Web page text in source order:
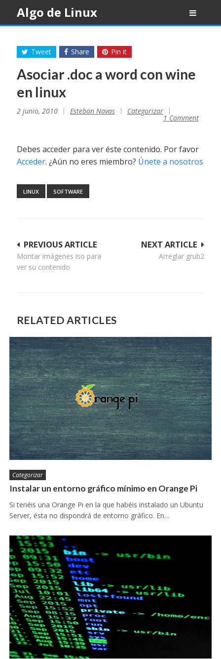
content
Algo de Linux
Tweet Share Pin it
Asociar .doc a word con wine
en linux
2 junio, 2010 Esteban Navas Categorizar
1 Comment
Debes acceder para ver éste contenido. Por favor
Acceder. ¿Aún no eres miembro? Únete a nosotros
LINUX SOFTWARE
Navegación
de
NEXT ARTICLE
Arreglar grub2
PREVIOUS ARTICLE
Montar imágenes iso para
ver su contenido
RELATED ARTICLES
Categorizar
Instalar un entorno gráfico mínimo en Orange Pi
Si tenéis una Orange Pi en la que habéis instalado un Ubuntu
Server, ésta no dispondrá de entorno gráfico. En…